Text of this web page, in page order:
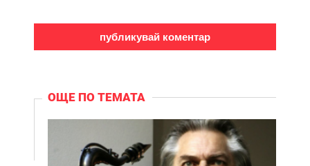
ОЩЕ ПО ТЕМАТА